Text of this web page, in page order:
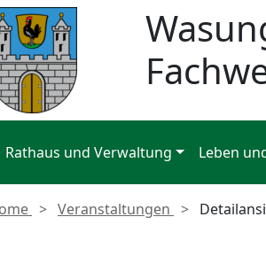
Rathaus und Verwaltung Leben
Veranstaltungen